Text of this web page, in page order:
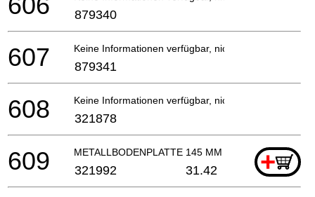
879340
Keine Informationen verfügbar, nicht bestellbar
607 879341
Keine Informationen verfügbar, nicht bestellbar
608 321878
METALLBODENPLATTE 145 MM LANG +
609 321992 31.42